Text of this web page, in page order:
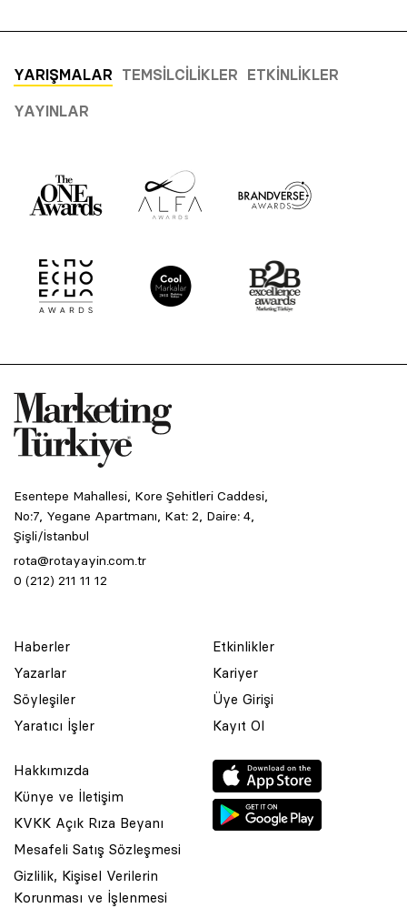
YARIŞMALAR TEMSILCILIKLER ETKINLIKLER
YAYINLAR
Esentepe Mahallesi, Kore Şehitleri Caddesi,
No:7, Yegane Apartmanı, Kat: 2, Daire: 4,
Şişli/İstanbul
rota@rotayayin.com.tr
0 (212) 211 11 12
Haberler
Yazarlar
Söyleşiler
Yaratıcı İşler
Etkinlikler
Kariyer
Üye Girişi
Kayıt Ol
Hakkımızda
Künye ve İletişim
KVKK Açık Rıza Beyanı
Mesafeli Satış Sözleşmesi
Gizlilik, Kişisel Verilerin
Korunması ve İşlenmesi